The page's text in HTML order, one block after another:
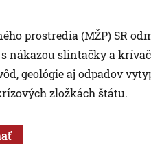
prostredia (MŽP) SR
nákazou slintačky a
geológie aj odpadov
zložkách štátu.